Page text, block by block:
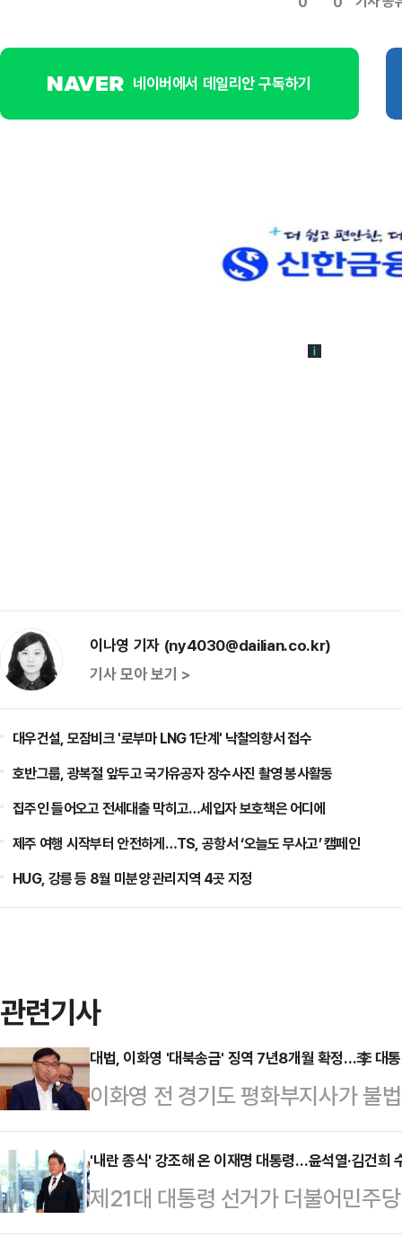
네이버에서 데일리안 구독하기
이나영 기자 (ny4030@dailian.co.kr)
기사 모아 보기 >
대우건설, 모잠비크 '로부마 LNG 1단계' 낙찰의향서 접수
호반그룹, 광복절 앞두고 국가유공자 장수사진 촬영 봉사활동
집주인 들어오고 전세대출 막히고…세입자 보호책은 어디에
제주 여행 시작부터 안전하게…TS, 공항서 ‘오늘도 무사고’ 캠페인
HUG, 강릉 등 8월 미분양 관리지역 4곳 지정
관련기사
대법, 이화영 '대북송금' 징역 7년8개월 확정…李 대
이화영 전 경기도 평화부지사가 불
확정 받았다. 이 전 부지사는 이재
울 그룹으로부터 억대 뇌물을 받고
재판을 받아 왔다.5일 법조계에 따
관)는 특정범죄 가중처벌법상 뇌물
'내란 종식' 강조해 온 이재명 대통령…윤석열·김건희
제21대 대통령 선거가 더불어민주
가며 윤석열 전 대통령 부부에 대한